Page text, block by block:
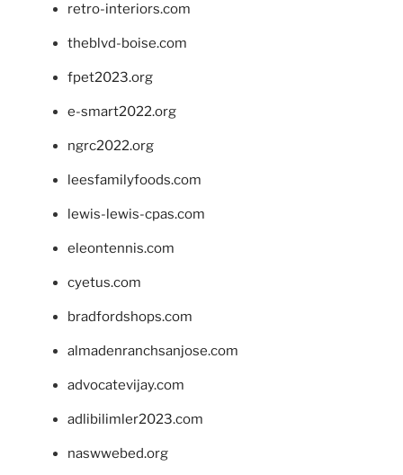
retro-interiors.com
theblvd-boise.com
fpet2023.org
e-smart2022.org
ngrc2022.org
leesfamilyfoods.com
lewis-lewis-cpas.com
eleontennis.com
cyetus.com
bradfordshops.com
almadenranchsanjose.com
advocatevijay.com
adlibilimler2023.com
naswwebed.org